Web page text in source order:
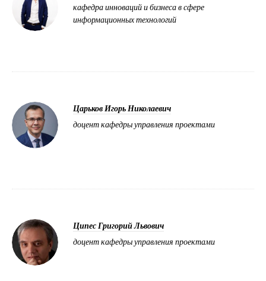
кафедра инноваций и бизнеса в сфере
информационных технологий
Царьков Игорь Николаевич
доцент кафедры управления проектами
Ципес Григорий Львович
доцент кафедры управления проектами